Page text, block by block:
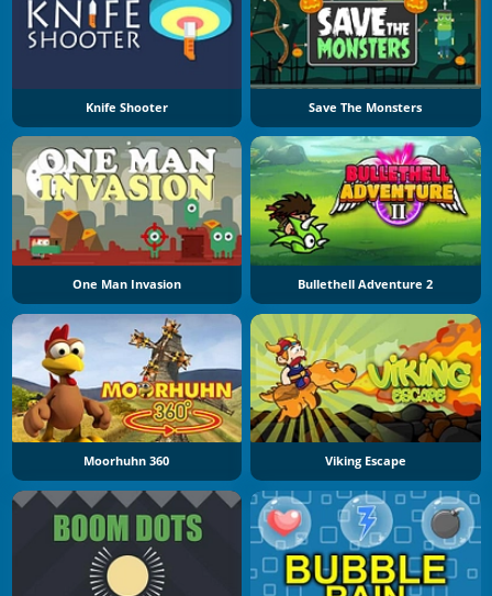
Knife Shooter Save The Monsters
One Man Invasion Bullethell Adventure 2
Moorhuhn 360 Viking Escape